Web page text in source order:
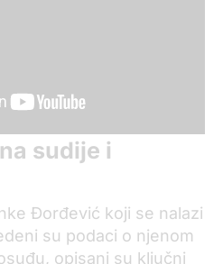
sudije i
Đorđević koji se nalazi
su podaci o njenom
opisani su ključni